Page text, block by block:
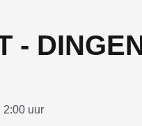
-
2:00 uur